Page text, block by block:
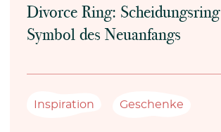
Divorce Ring:
Symbol des Neuanfangs
Inspiration Geschenke